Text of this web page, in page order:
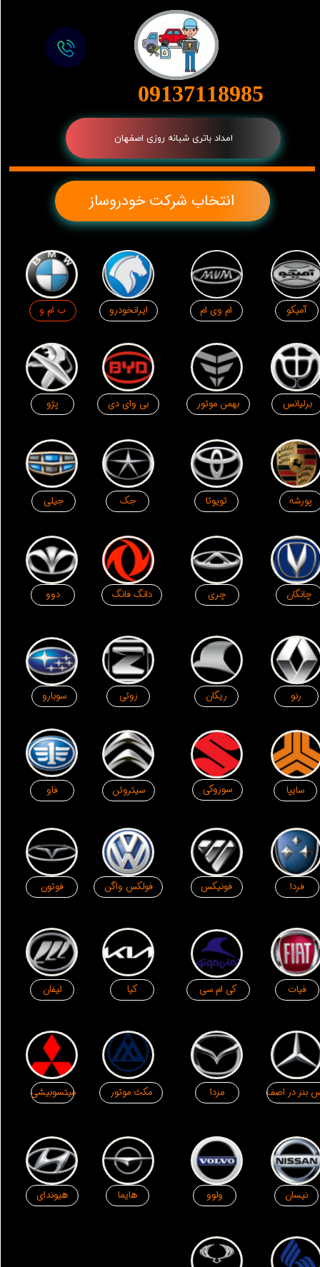
09137118985
امداد باتری شبانه روزی اصفهان
انتخاب شرکت خودروساز
آمیکو ام وی ام ایرانخودرو ب ام و
برلیانس بهمن موتور بی وای دی
تویوتا جک جیلی
چانگان دانگ فانگ دوو چری
پورشه
پژو
رنو ریگان زوتی
سایپا
سوبارو
سوزوکی فاو سیتروئن
فردا فوتون فولکس واگن فونیکس
فیات کی ام سی کیا لیفان
بنز در اصف مزدا مکث موتور میتسوبیشی
نیسان ولوو هایما هیوندای